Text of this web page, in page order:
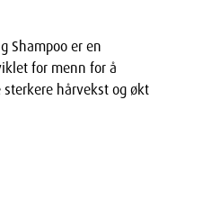
Shampoo er en
for menn for å
hårvekst og økt